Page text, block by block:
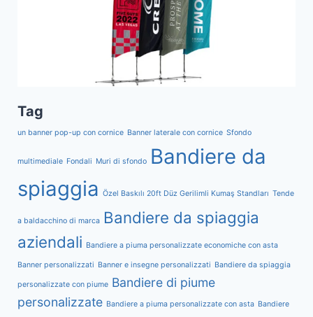
Tag
un banner pop-up con cornice Banner laterale con cornice Sfondo
multimediale Fondali Muri di sfondo Bandiere da
spiaggia Özel Baskılı 20ft Düz Gerilimli Kumaş Standları Tende
a baldacchino di marca Bandiere da spiaggia
aziendali Bandiere a piuma personalizzate economiche con asta
Banner personalizzati Banner e insegne personalizzati Bandiere da spiaggia
personalizzate con piume Bandiere di piume
personalizzate Bandiere a piuma personalizzate con asta Bandiere